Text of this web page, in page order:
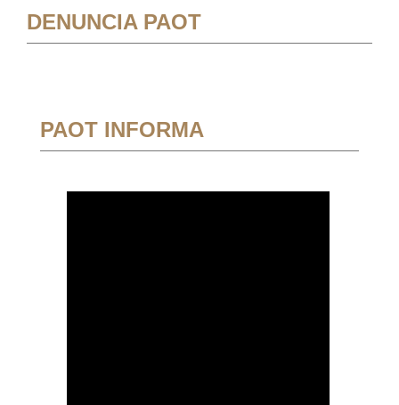
DENUNCIA PAOT
PAOT INFORMA